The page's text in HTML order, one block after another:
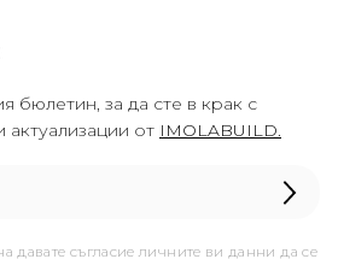
бюлетин, за да сте в крак с
от IMOLABUILD.
давате съгласие личните ви данни да се